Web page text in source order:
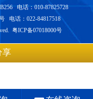
电话：010-87825728
电话：022-84817518
粤ICP备07018000号
享